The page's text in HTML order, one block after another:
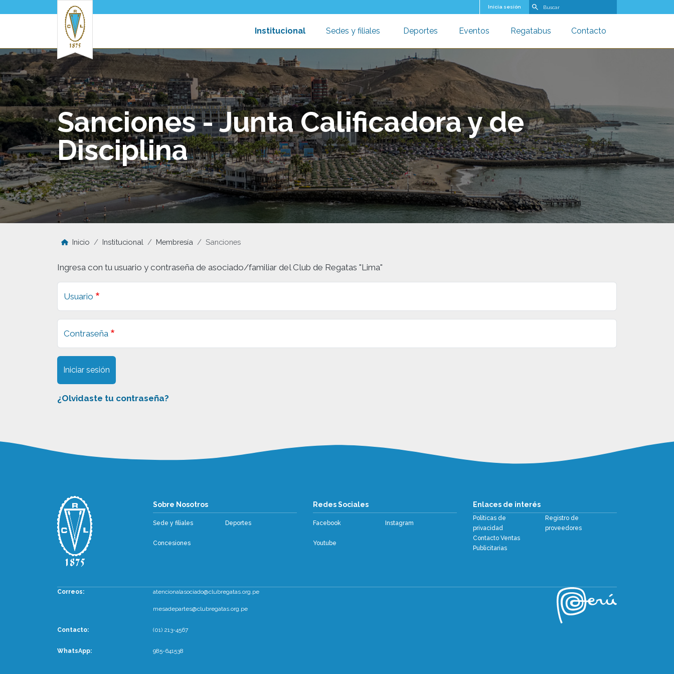
Pasar al contenido principal Inicia sesión Buscar
Institucional
Toggle submenu
Sedes y filiales
Toggle submenu
Deportes
Toggle submenu
Eventos
Toggle submenu
Regatabus Contacto
Sanciones - Junta Calificadora y de
Disciplina
Inicio Institucional Membresía Sanciones
Ingresa con tu usuario y contraseña de asociado/familiar del Club de Regatas "Lima"
Usuario
Contraseña
Iniciar sesión
¿Olvidaste tu contraseña?
Sobre Nosotros
Sobre Nosotros
Sede y filiales Deportes
Concesiones
Redes Sociales
Facebook Instagram
Youtube
Enlaces de interés
Políticas de
privacidad
Registro de
proveedores
Contacto Ventas
Publicitarias
Correos: atencionalasociado@clubregatas.org.pe
mesadepartes@clubregatas.org.pe
Contacto: (01) 213-4567
WhatsApp: 985-641538